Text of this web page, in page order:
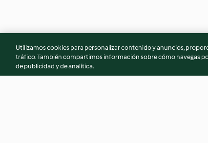
Utilizamos cookies para personalizar contenido y anuncios,
tráfico. También compartimos información sobre cómo navegas
de publicidad y de analítica.